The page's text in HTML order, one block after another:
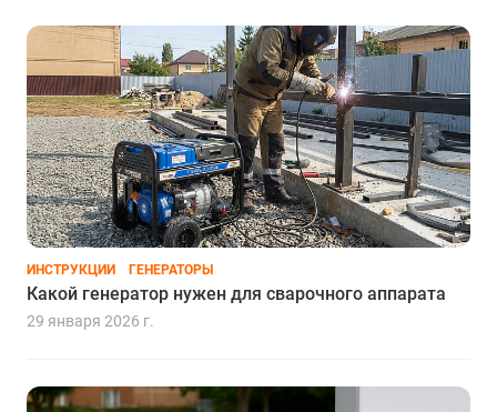
ИНСТРУКЦИИ ГЕНЕРАТОРЫ
Какой генератор нужен для сварочного аппарата
29 января 2026 г.